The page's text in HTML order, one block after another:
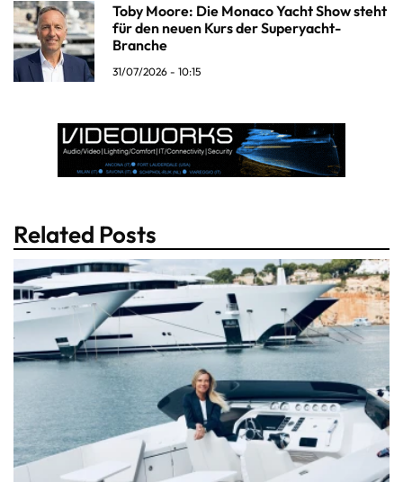
Toby Moore: Die Monaco Yacht Show steht
für den neuen Kurs der Superyacht-
Branche
31/07/2026 - 10:15
Related Posts